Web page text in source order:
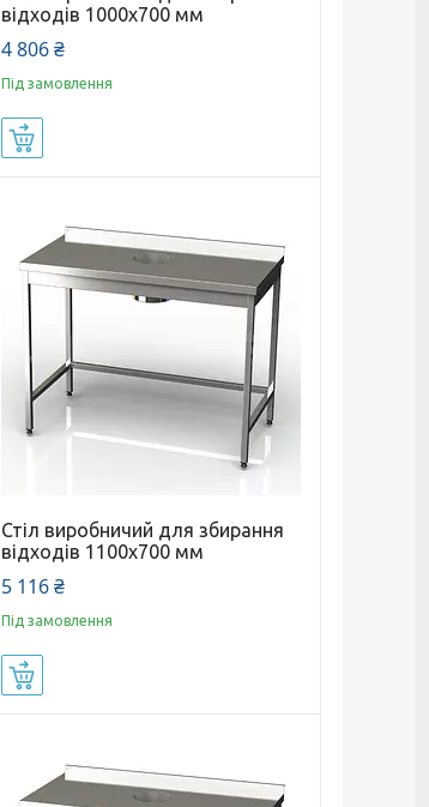
відходів 1000x700 мм
4 806 ₴
Під замовлення
Стіл виробничий для збирання
відходів 1100x700 мм
5 116 ₴
Під замовлення